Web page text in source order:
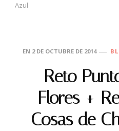
Azul
EN 2 DE OCTUBRE DE 2014
Reto
Flores +
Cosas de